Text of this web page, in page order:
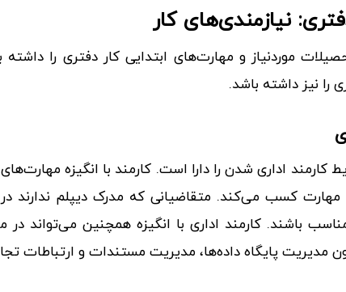
نیازمندی‌های کار
موردنیاز و مهارت‌های ابتدایی کار دفتری را داشته
نیز داشته باشد.
اداری شدن را دارا است. کارمند با انگیزه مهارت‌های
مهارت کسب می‌کند. متقاضیانی که مدرک دیپلم ندارند
باشند. کارمند اداری با انگیزه همچنین می‌تواند در
پایگاه داده‌ها، مدیریت مستندات و ارتباطات